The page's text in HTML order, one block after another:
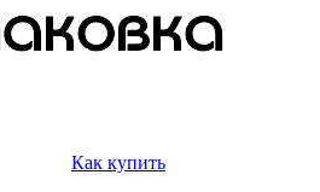
Как купить